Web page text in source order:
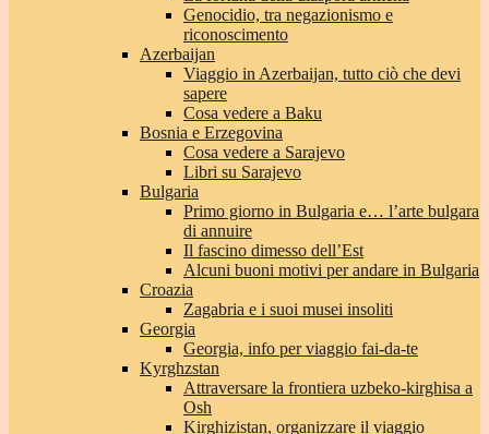
Genocidio, tra negazionismo e
riconoscimento
Azerbaijan
Viaggio in Azerbaijan, tutto ciò che devi
sapere
Cosa vedere a Baku
Bosnia e Erzegovina
Cosa vedere a Sarajevo
Libri su Sarajevo
Bulgaria
Primo giorno in Bulgaria e… l’arte bulgara
di annuire
Il fascino dimesso dell’Est
Alcuni buoni motivi per andare in Bulgaria
Croazia
Zagabria e i suoi musei insoliti
Georgia
Georgia, info per viaggio fai-da-te
Kyrghzstan
Attraversare la frontiera uzbeko-kirghisa a
Osh
Kirghizistan, organizzare il viaggio